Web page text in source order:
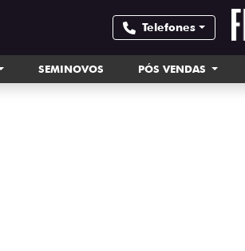
Telefones
SEMINOVOS PÓS VENDAS